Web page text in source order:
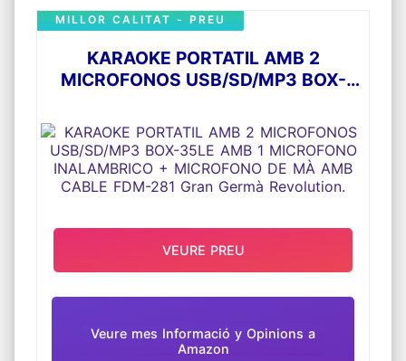
KARAOKE PORTATIL AMB 2
MICROFONOS USB/SD/MP3 BOX-
INALAMBRICO + MICROFONO DE MÀ
AMB CABLE FDM-281 GRAN GERMÀ
REVOLUTION.
MILLOR CALITAT - PREU
Veure mes Informació y Opinions a
Amazon
VEURE PREU